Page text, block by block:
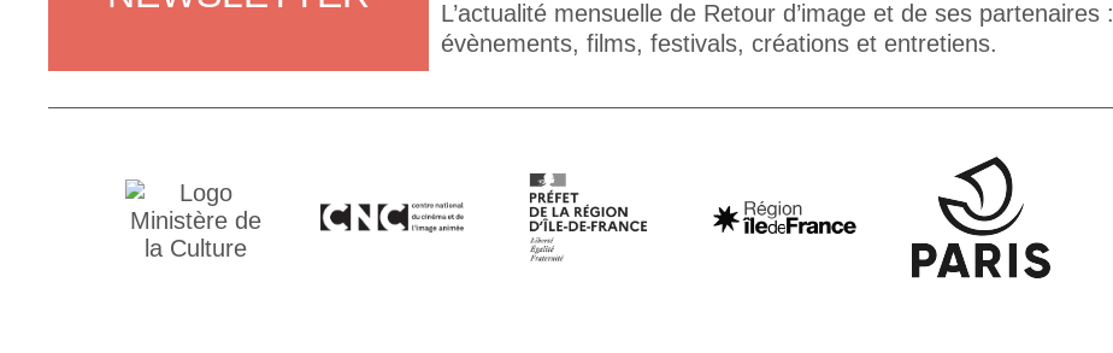
L’actualité mensuelle de Retour d’image et de ses partenaires :
évènements, films, festivals, créations et entretiens.